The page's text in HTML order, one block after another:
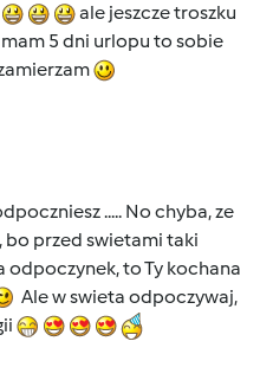
ale jeszcze troszku
5 dni urlopu to sobie
..... No chyba, ze
bo przed swietami taki
odpoczynek, to Ty kochana
Ale w swieta odpoczywaj,